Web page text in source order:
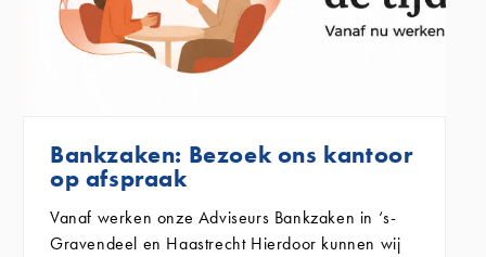
Bankzaken: Bezoek ons kantoor
op afspraak
Vanaf werken onze Adviseurs Bankzaken in ‘s-
Gravendeel en Haastrecht Hierdoor kunnen wij